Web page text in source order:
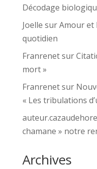
Décodage
Joelle surAmour et
quotidien
Franrenetsur
mort »
Franrenetsur
« Les tribulations
auteur.cazaudehore
chamane » notre
Archives